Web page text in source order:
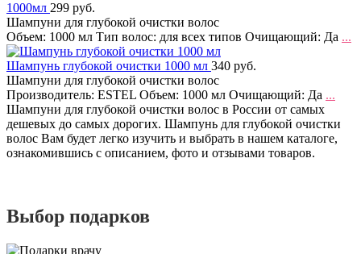
1000мл 299 руб.
Шампуни для глубокой очистки волос
Объем: 1000 мл Тип волос: для всех типов Очищающий: Да ...
Шампунь глубокой очистки 1000 мл 340 руб.
Шампуни для глубокой очистки волос
Производитель: ESTEL Объем: 1000 мл Очищающий: Да ...
Шампуни для глубокой очистки волос в России от самых
дешевых до самых дорогих. Шампунь для глубокой очистки
волос Вам будет легко изучить и выбрать в нашем каталоге,
ознакомившись с описанием, фото и отзывами товаров.
Выбор подарков